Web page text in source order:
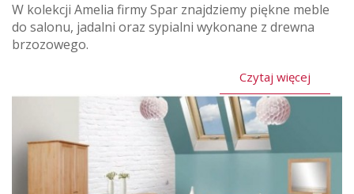
W kolekcji Amelia firmy Spar znajdziemy piękne meble
do salonu, jadalni oraz sypialni wykonane z drewna
brzozowego.
Czytaj więcej